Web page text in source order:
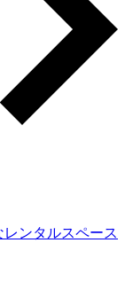
ンタルスペース